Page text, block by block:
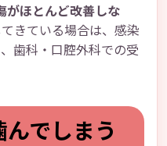
がほとんど改善しな
きている場合は、感染
歯科・口腔外科での受
でしまう